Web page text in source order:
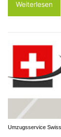
Weiterlesen
Umzugsservice